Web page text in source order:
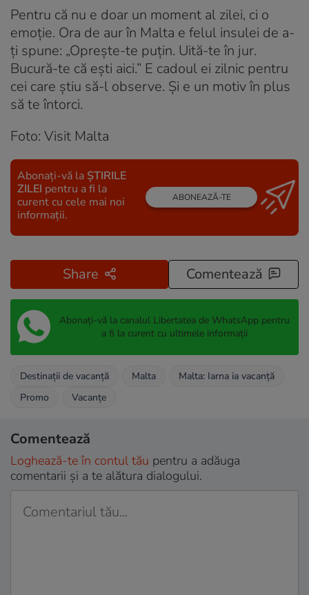
Pentru că nu e doar un moment al zilei, ci o
emoție. Ora de aur în Malta e felul insulei de a-
ți spune: „Oprește-te puțin. Uită-te în jur.
Bucură-te că ești aici.” E cadoul ei zilnic pentru
cei care știu să-l observe. Și e un motiv în plus
să te întorci.
Foto: Visit Malta
Abonați-vă la ȘTIRILE
ZILEI pentru a fi la
curent cu cele mai noi
informații.
ABONEAZĂ-TE
Share Comentează
Abonați-vă la canalul Libertatea de WhatsApp pentru
a fi la curent cu ultimele informații
Destinații de vacanță Malta
Malta: Iarna ia vacanță
Promo
Vacanțe
Comentează
Loghează-te în contul tău pentru a adăuga
comentarii și a te alătura dialogului.